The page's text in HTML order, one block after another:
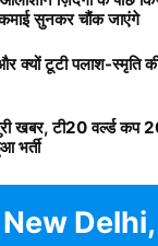
Aditya
नंदीश संधू स्मृति और
वेन्यू पर ही था. अब
के बीच क्या हुआ
नंदीश ने पलाश पर लगे
भी कहने से पहले
कमाई सुनकर चौंक जाएंगे
क्यों टूटी पलाश-स्मृति
खबर, टी20 वर्ल्ड
भर्ती
New